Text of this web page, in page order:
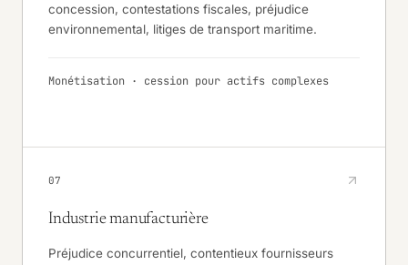
concession, contestations fiscales, préjudice
environnemental, litiges de transport maritime.
Monétisation · cession pour actifs complexes
07
Industrie manufacturière
Préjudice concurrentiel, contentieux fournisseurs